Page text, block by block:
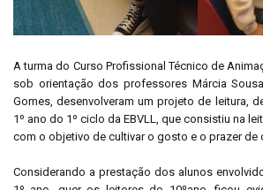
A turma do Curso Profissional Técnico de
sob orientação dos professores Márcia
Gomes, desenvolveram um projeto de leitura,
1º ano do 1º ciclo da EBVLL, que consistiu na
com o objetivo de cultivar o gosto e o prazer de
Considerando a prestação dos alunos